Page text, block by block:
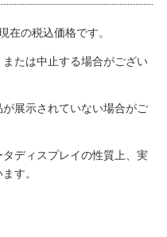
の税込価格です。
たは中止する場合がござい
展示されていない場合がご
ディスプレイの性質上、実
す。